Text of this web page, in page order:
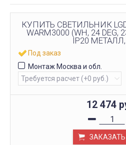
КУПИТЬ СВЕТИЛЬНИК LGD-
WARM3000 (WH, 24 DEG,
IP20
Под заказ
Монтаж Москва и обл.
12 474
ЗАКАЗАТЬ